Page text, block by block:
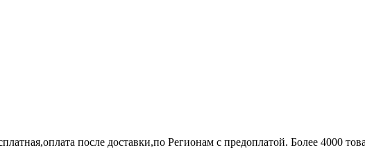
после доставки,по Регионам с предоплатой. Более 4000